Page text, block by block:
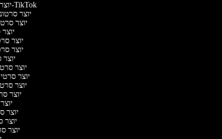
יוצר סרטונים ל-TikTok
יוצר
יוצר
יוצר
יוצר
יוצר
יוצר
יוצר סרטי
יוצר
יוצר
יוצר
יוצר
יוצר